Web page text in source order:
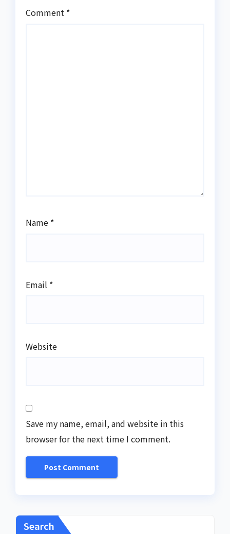
Comment *
Name *
Email *
Website
Save my name, email, and website in this
browser for the next time I comment.
Search